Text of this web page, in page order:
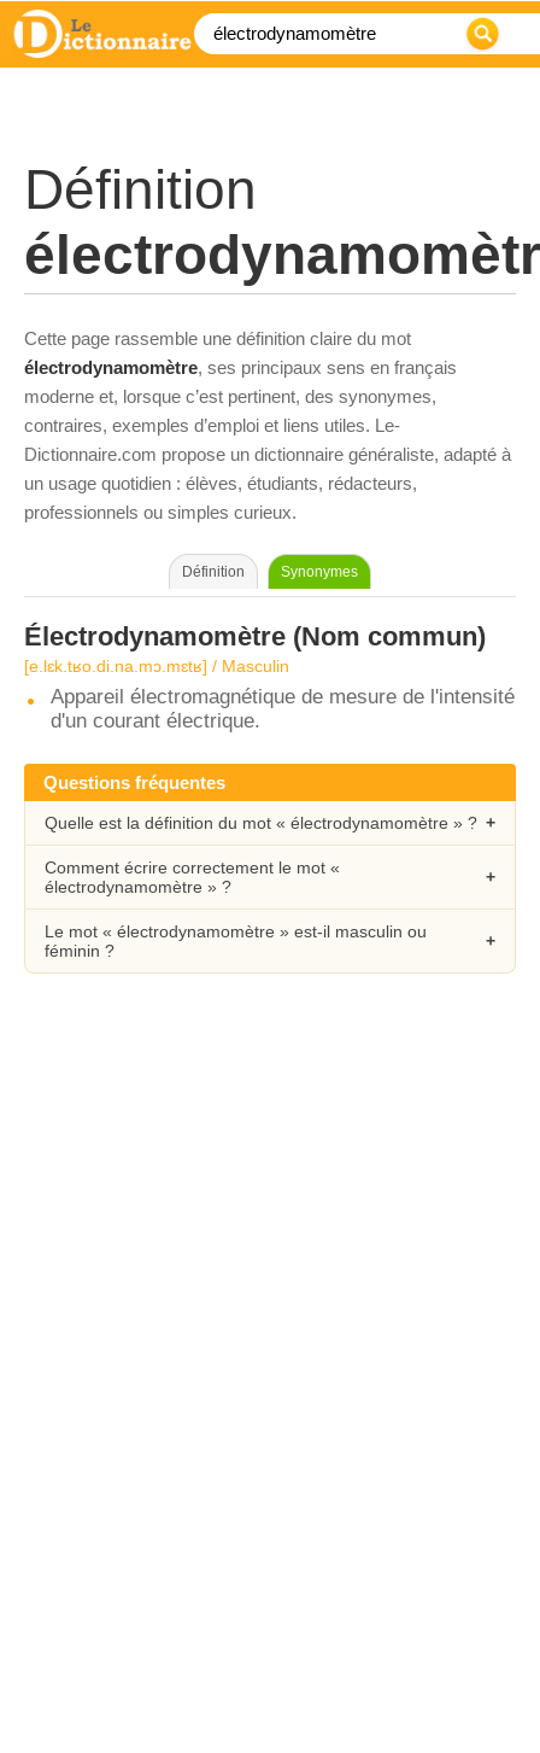
Définition
Cette page rassemble une définition claire du mot
électrodynamomètre, ses principaux sens en français
moderne et, lorsque c’est pertinent, des synonymes,
contraires, exemples d’emploi et liens utiles. Le-
Dictionnaire.com propose un dictionnaire généraliste, adapté à
un usage quotidien : élèves, étudiants, rédacteurs,
professionnels ou simples curieux.
Définition Synonymes
Électrodynamomètre (Nom commun)
[e.lɛk.tʁo.di.na.mɔ.mɛtʁ] / Masculin
Appareil électromagnétique de mesure de l'intensité
d'un courant électrique.
Questions fréquentes
Quelle est la définition du mot « électrodynamomètre » ?
Comment écrire correctement le mot «
électrodynamomètre » ?
Le mot « électrodynamomètre » est-il masculin ou
féminin ?